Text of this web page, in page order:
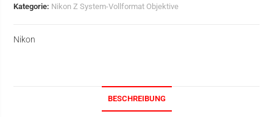
Kategorie: Nikon Z System-Vollformat Objektive
Nikon
BESCHREIBUNG